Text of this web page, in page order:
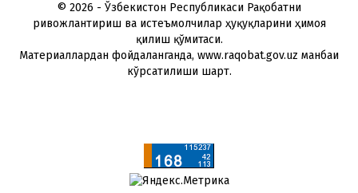
© 2026 - Ўзбекистон Республикаси Рақобатни
ривожлантириш ва истеъмолчилар ҳуқуқларини ҳимоя
қилиш қўмитаси.
Материаллардан фойдаланганда, www.raqobat.gov.uz манбаи
кўрсатилиши шарт.